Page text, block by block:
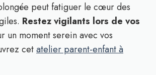
peut fatiguer le cœur des
Restez vigilants lors de vos
un moment serein avec vos
cetatelier parent-enfant à